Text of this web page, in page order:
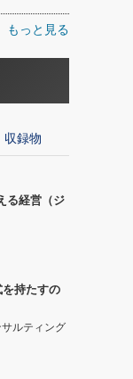
もっと見る
収録物
る経営（ジ
持たすの
ルティング